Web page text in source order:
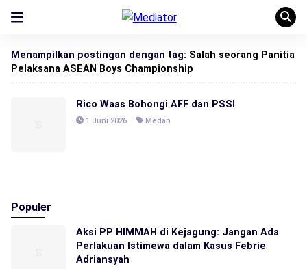
Menampilkan postingan dengan tag: Salah seorang Panitia
Pelaksana ASEAN Boys Championship
Rico Waas Bohongi AFF dan PSSI
1 Juni 2026 Medan
Populer
Aksi PP HIMMAH di Kejagung: Jangan Ada
Perlakuan Istimewa dalam Kasus Febrie
Adriansyah